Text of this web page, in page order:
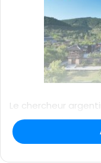
Le chercheur
professeur à
chercheur principal